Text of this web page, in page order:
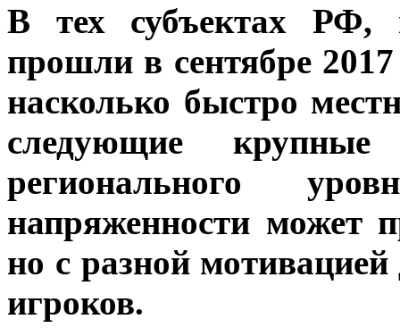
В тех субъектах РФ,
прошли в сентябре 2017
насколько быстро
следующие крупные
регионального
напряженности может
но с разной
игроков.